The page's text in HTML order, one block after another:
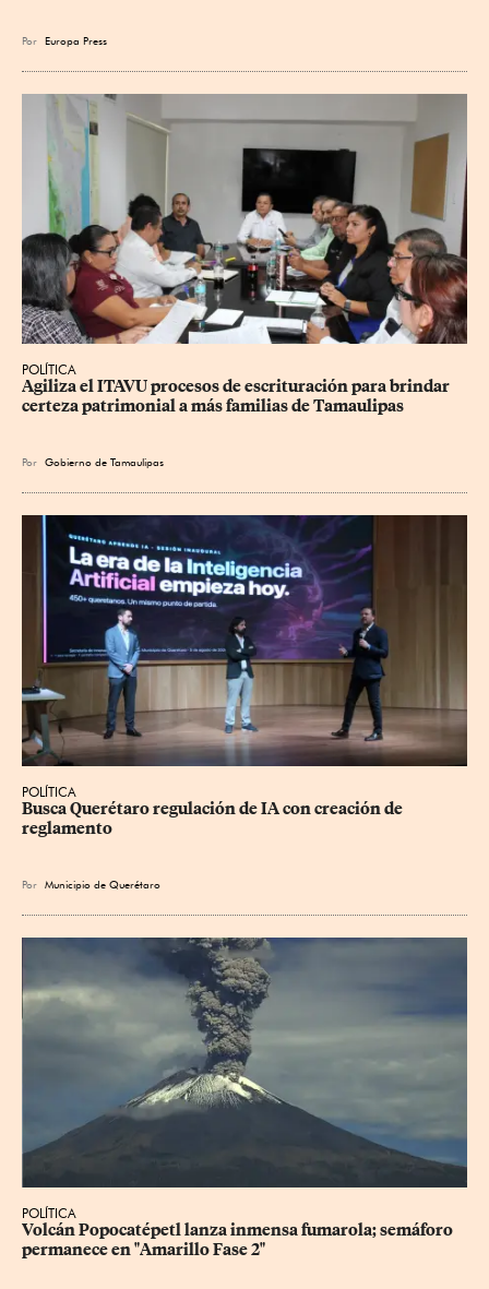
Por Europa Press
POLÍTICA
Agiliza el ITAVU procesos de escrituración para brindar
certeza patrimonial a más familias de Tamaulipas
Por Gobierno de Tamaulipas
POLÍTICA
Busca Querétaro regulación de IA con creación de
reglamento
Por Municipio de Querétaro
POLÍTICA
Volcán Popocatépetl lanza inmensa fumarola; semáforo
permanece en "Amarillo Fase 2"